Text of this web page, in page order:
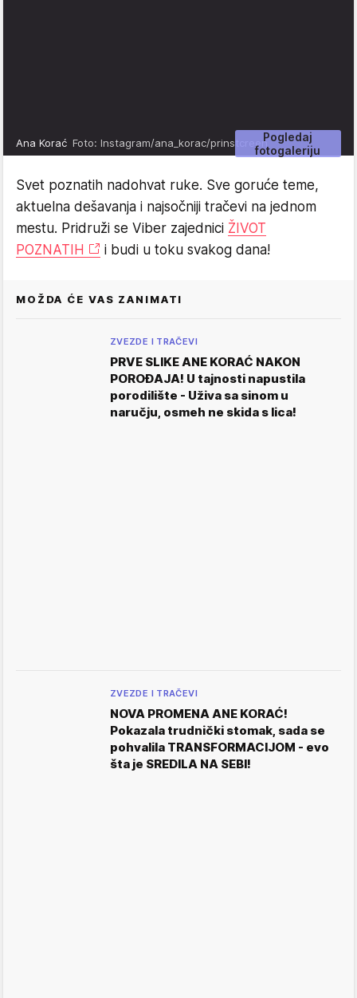
Pogledaj
fotogaleriju
Ana Korać Foto: Instagram/ana_korac/prinstcreen
Svet poznatih nadohvat ruke. Sve goruće teme,
aktuelna dešavanja i najsočniji tračevi na jednom
mestu. Pridruži se Viber zajednici ŽIVOT
POZNATIH
i budi u toku svakog dana!
MOŽDA ĆE VAS ZANIMATI
ZVEZDE I TRAČEVI
PRVE SLIKE ANE KORAĆ NAKON
POROĐAJA! U tajnosti napustila
porodilište - Uživa sa sinom u
naručju, osmeh ne skida s lica!
ZVEZDE I TRAČEVI
NOVA PROMENA ANE KORAĆ!
Pokazala trudnički stomak, sada se
pohvalila TRANSFORMACIJOM - evo
šta je SREDILA NA SEBI!